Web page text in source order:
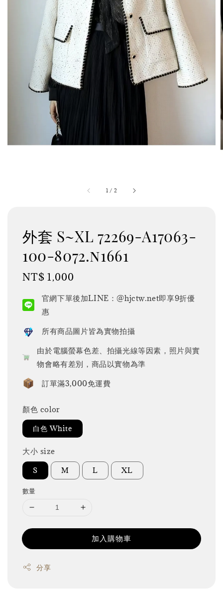
1 / 2
外套 S~XL 72269-A17063-
100-8072.n1661
Regular
NT$ 1,000
官網下單後加LINE：@hjctw.net即享9折優
惠
所有商品圖片皆為實物拍攝
由於電腦螢幕色差、拍攝光線等因素，照片與實
物會略有差別，商品以實物為準
訂單滿3,000免運費
顏色 color
白色 White
大小 size
S M L XL
數量
加入購物車
分享